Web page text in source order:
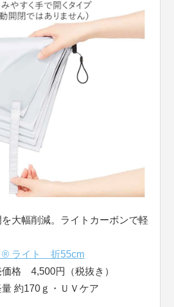
大幅削減。ライトカーボンで軽
® ライト 折55cm
価格 4,500円（税抜き）
約170ｇ・ＵＶケア